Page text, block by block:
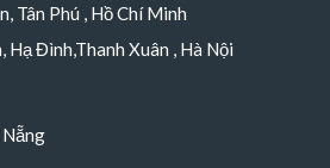
Tân Phú , Hồ Chí Minh
Đình,Thanh Xuân , Hà Nội